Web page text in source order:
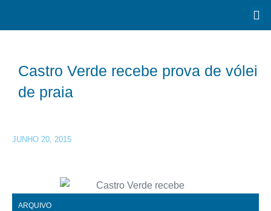
Castro Verde recebe prova de vólei
de praia
JUNHO 20, 2015
ARQUIVO